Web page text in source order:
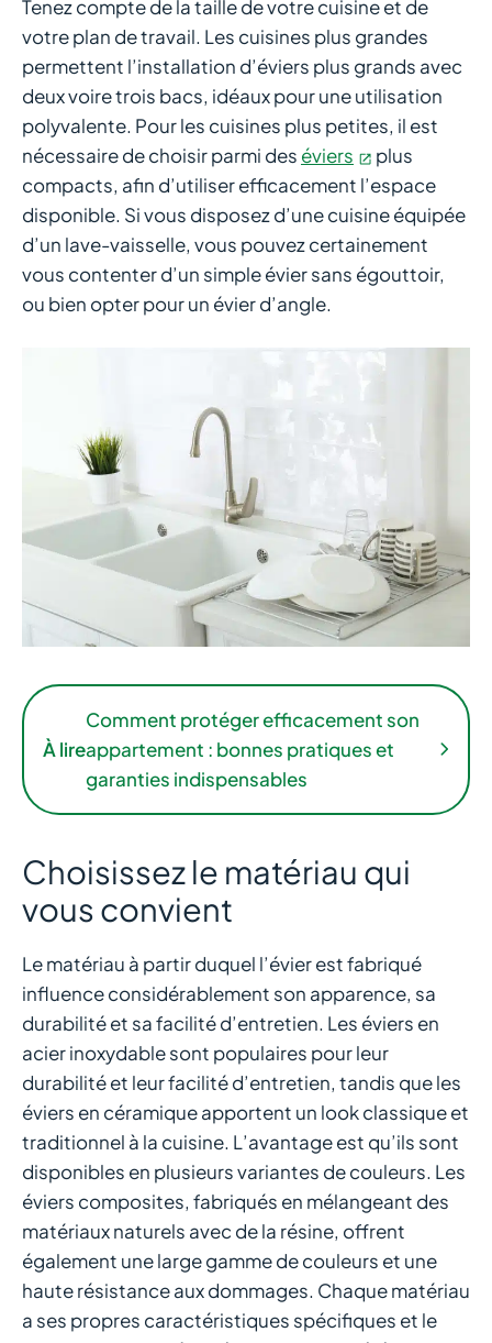
Tenez compte de la taille de votre cuisine et de
votre plan de travail. Les cuisines plus grandes
permettent l’installation d’éviers plus grands avec
deux voire trois bacs, idéaux pour une utilisation
polyvalente. Pour les cuisines plus petites, il est
nécessaire de choisir parmi des éviers
plus
compacts, afin d’utiliser efficacement l’espace
disponible. Si vous disposez d’une cuisine équipée
d’un lave-vaisselle, vous pouvez certainement
vous contenter d’un simple évier sans égouttoir,
ou bien opter pour un évier d’angle.
À lire
Comment protéger efficacement son
appartement : bonnes pratiques et
garanties indispensables
Choisissez le matériau qui
vous convient
Le matériau à partir duquel l’évier est fabriqué
influence considérablement son apparence, sa
durabilité et sa facilité d’entretien. Les éviers en
acier inoxydable sont populaires pour leur
durabilité et leur facilité d’entretien, tandis que les
éviers en céramique apportent un look classique et
traditionnel à la cuisine. L’avantage est qu’ils sont
disponibles en plusieurs variantes de couleurs. Les
éviers composites, fabriqués en mélangeant des
matériaux naturels avec de la résine, offrent
également une large gamme de couleurs et une
haute résistance aux dommages. Chaque matériau
a ses propres caractéristiques spécifiques et le